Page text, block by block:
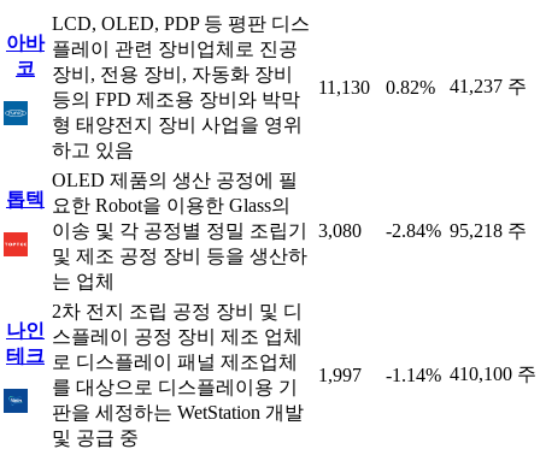
아바
코
LCD, OLED, PDP 등 평판 디스
플레이 관련 장비업체로 진공
장비, 전용 장비, 자동화 장비
등의 FPD 제조용 장비와 박막
형 태양전지 장비 사업을 영위
하고 있음
11,130 0.82% 41,237 주
톱텍
OLED 제품의 생산 공정에 필
요한 Robot을 이용한 Glass의
이송 및 각 공정별 정밀 조립기
및 제조 공정 장비 등을 생산하
는 업체
3,080 -2.84% 95,218 주
나인
테크
2차 전지 조립 공정 장비 및 디
스플레이 공정 장비 제조 업체
로 디스플레이 패널 제조업체
를 대상으로 디스플레이용 기
판을 세정하는 WetStation 개발
및 공급 중
1,997 -1.14% 410,100 주